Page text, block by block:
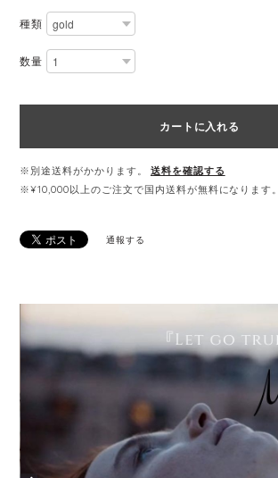
種類
数量
カートに入れる
※別途送料がかかります。
送料を確認する
※¥10,000以上のご注文で国内送料が無料になります。
通報する